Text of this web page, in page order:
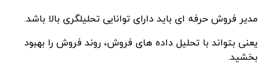
مدیر فروش حرفه ای باید دارای توانایی تحلیلگری بالا باشد.
یعنی بتواند با تحلیل داده های فروش، روند فروش را بهبود
بخشید.